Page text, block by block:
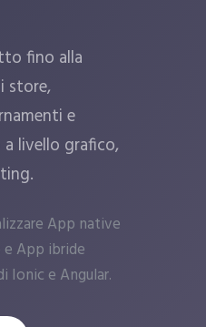
fino alla
store,
e
livello grafico,
App native
e App ibride
Ionic e Angular.